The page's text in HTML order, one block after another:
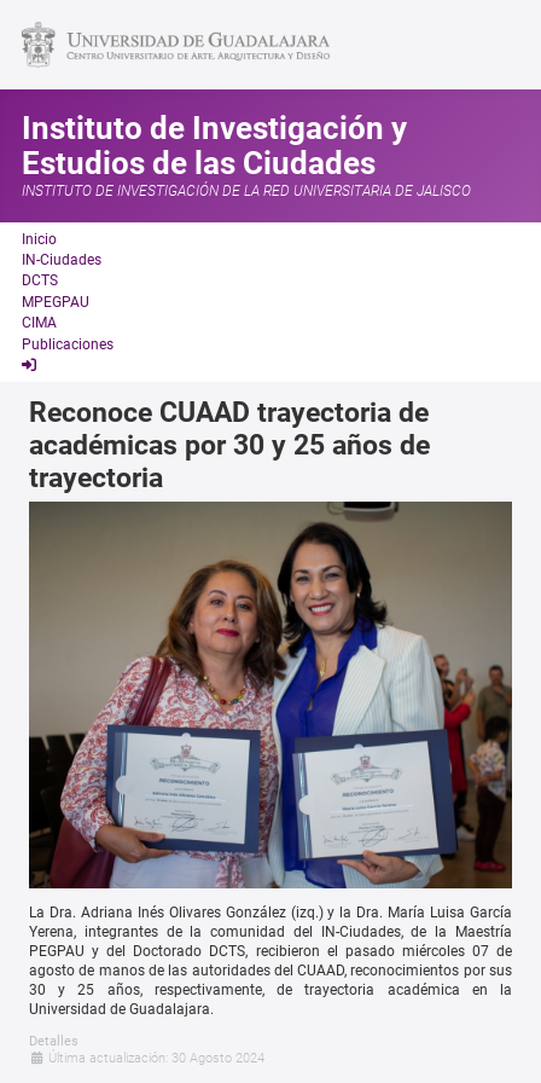
Instituto de Investigación y
Estudios de las Ciudades
INSTITUTO DE INVESTIGACIÓN DE LA RED UNIVERSITARIA DE JALISCO
Inicio
IN-Ciudades
DCTS
MPEGPAU
CIMA
Publicaciones
Reconoce CUAAD trayectoria de
académicas por 30 y 25 años de
trayectoria
La Dra. Adriana Inés Olivares González (izq.) y la Dra. María Luisa García
Yerena, integrantes de la comunidad del IN-Ciudades, de la Maestría
PEGPAU y del Doctorado DCTS, recibieron el pasado miércoles 07 de
agosto de manos de las autoridades del CUAAD, reconocimientos por sus
30 y 25 años, respectivamente,de trayectoria académica en la
Universidad de Guadalajara.
Detalles
Última actualización: 30 Agosto 2024